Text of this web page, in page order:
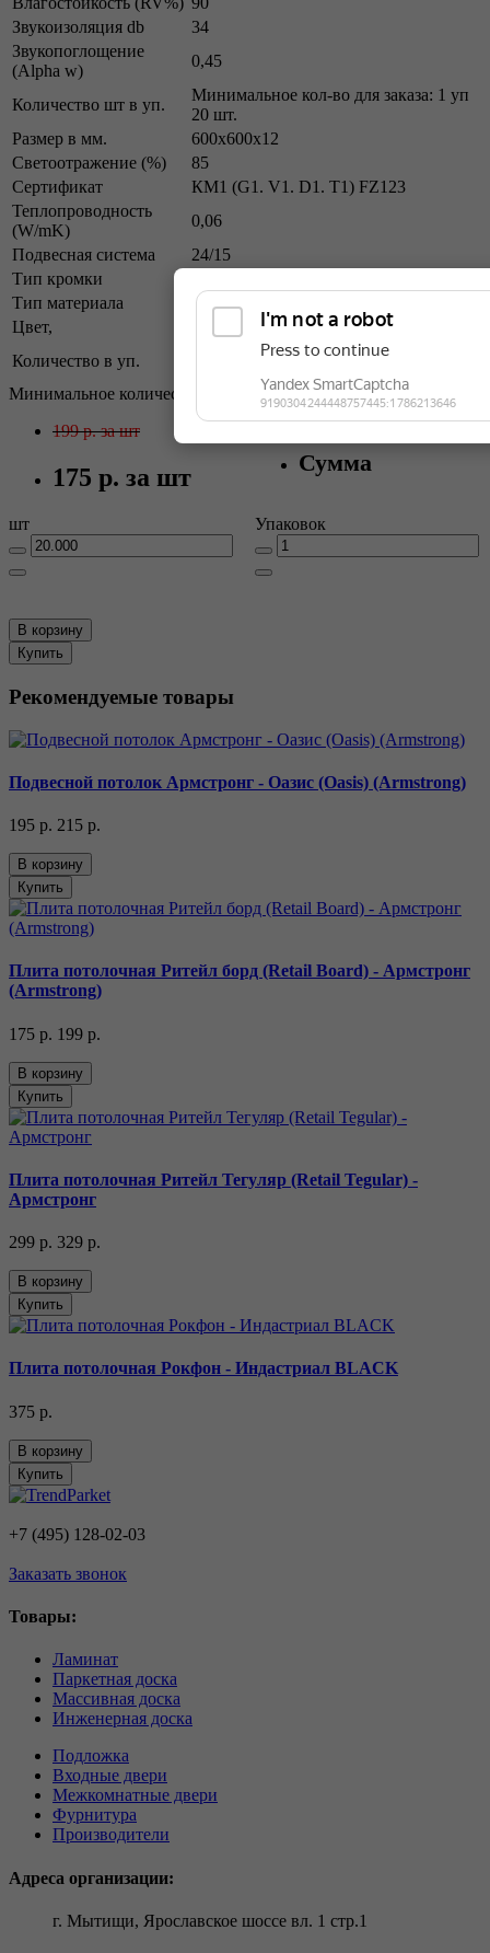
Звукоизоляция db
34
Звукопоглощение
(Alpha w)
0,45
Количество шт в уп.
Минимальное кол-во для заказа: 1 уп
20 шт.
Размер в мм.
600х600х12
Светоотражение (%)
85
Сертификат
КМ1 (G1. V1. D1. T1) FZ123
Теплопроводность
(W/mK)
0,06
Подвесная система
24/15
Тип кромки
Тип материала
Минеральное волокно
Цвет,
Количество в уп.
Минимальное кол-во для заказа:
Минимальное количество для заказа: 20.000.
199 р.за шт
175 р. за шт
Сумма
шт Упаковок
В корзину
Купить
Рекомендуемые товары
Подвесной потолок Армстронг - Оазис (Oasis) (Armstrong)
195 р. 215 р.
В корзину
Купить
Плита потолочная Ритейл борд (Retail Board) - Армстронг
(Armstrong)
175 р. 199 р.
В корзину
Купить
Плита потолочная Ритейл Тегуляр (Retail Tegular) -
Армстронг
299 р. 329 р.
В корзину
Купить
Плита потолочная Рокфон - Индастриал BLACK
375 р.
В корзину
Купить
+7 (495) 128-02-03
Заказать звонок
Товары:
Ламинат
Паркетная доска
Массивная доска
Инженерная доска
Подложка
Входные двери
Межкомнатные двери
Фурнитура
Производители
Адреса организации:
г. Мытищи, Ярославское шоссе вл. 1 стр.1